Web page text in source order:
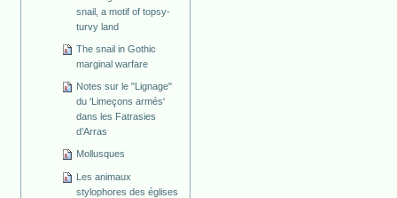
snail, a motif of topsy-
turvy land
The snail in Gothic
marginal warfare
Notes sur le "Lignage"
du 'Limeçons armés'
dans les Fatrasies
d’Arras
Mollusques
Les animaux
stylophores des églises